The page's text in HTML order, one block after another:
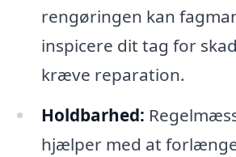
rengøringen kan
inspicere dit tag for
kræve reparation.
Holdbarhed:
hjælper med at